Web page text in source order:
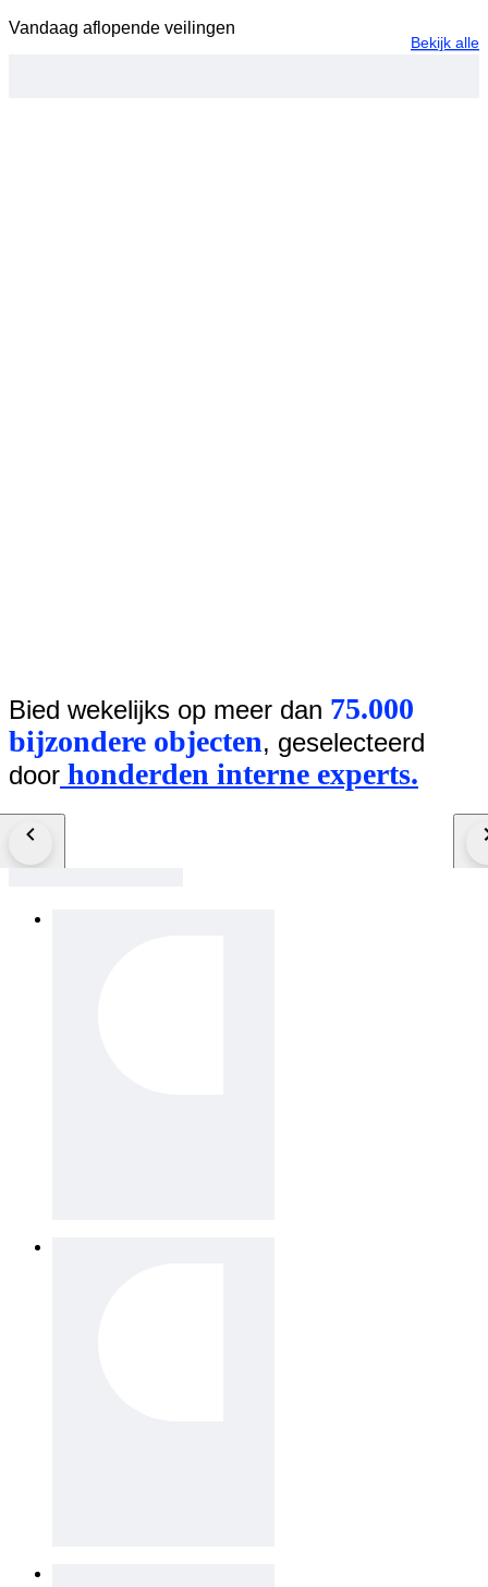
Vandaag aflopende veilingen
Bekijk alle
Bied wekelijks op meer dan 75.000
bijzondere objecten, geselecteerd
door honderden interne experts.